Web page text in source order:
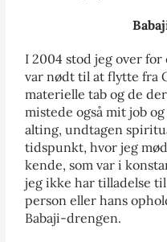
I 2004 stod jeg over
var nødt til at flytte fra
materielle tab og de
mistede også mit job
alting, undtagen
tidspunkt, hvor jeg
kende, som var i
jeg ikke har tilladelse
person eller hans
Babaji-drengen.